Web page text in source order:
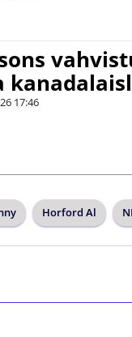
17:46
Horford Al